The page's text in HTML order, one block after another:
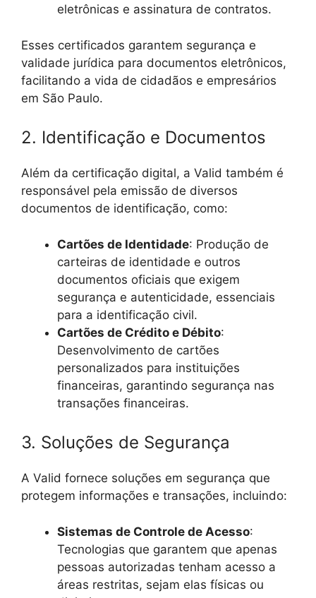
eletrônicas e assinatura de contratos.
Esses certificados garantem segurança e
validade jurídica para documentos eletrônicos,
facilitando a vida de cidadãos e empresários
em São Paulo.
2. Identificação e Documentos
Além da certificação digital, a Valid também é
responsável pela emissão de diversos
documentos de identificação, como:
Cartões de Identidade: Produção de
carteiras de identidade e outros
documentos oficiais que exigem
segurança e autenticidade, essenciais
para a identificação civil.
Cartões de Crédito e Débito:
Desenvolvimento de cartões
personalizados para instituições
financeiras, garantindo segurança nas
transações financeiras.
3. Soluções de Segurança
A Valid fornece soluções em segurança que
protegem informações e transações, incluindo:
Sistemas de Controle de Acesso:
Tecnologias que garantem que apenas
pessoas autorizadas tenham acesso a
áreas restritas, sejam elas físicas ou